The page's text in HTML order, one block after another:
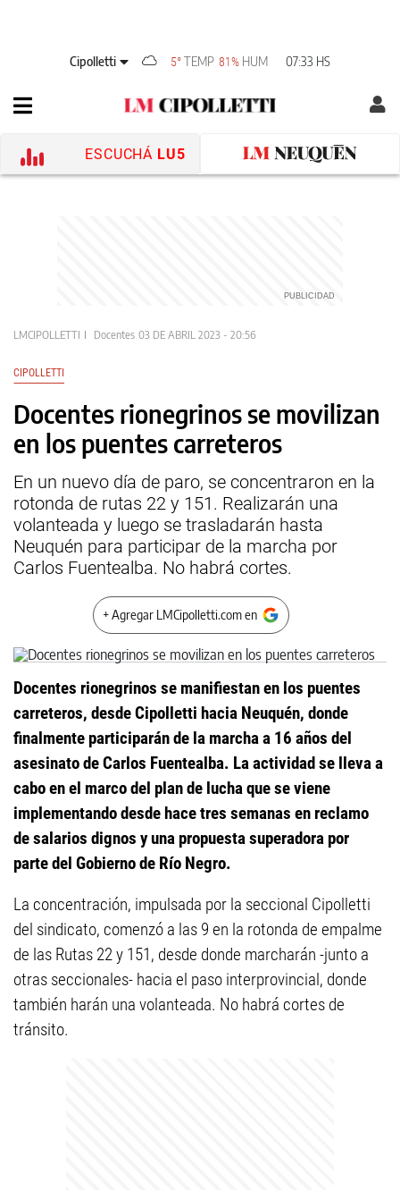
Cipolletti 5° TEMP 81% HUM 07:33 HS
ESCUCHÁ LU5
LMCIPOLLETTI Docentes 03 DE ABRIL 2023 - 20:56
CIPOLLETTI
Docentes rionegrinos se movilizan
en los puentes carreteros
En un nuevo día de paro, se concentraron en la
rotonda de rutas 22 y 151. Realizarán una
volanteada y luego se trasladarán hasta
Neuquén para participar de la marcha por
Carlos Fuentealba. No habrá cortes.
+ Agregar LMCipolletti.com en
Docentes rionegrinos se manifiestan en los puentes
carreteros, desde Cipolletti hacia Neuquén, donde
finalmente participarán de la marcha a 16 años del
asesinato de Carlos Fuentealba. La actividad se lleva a
cabo en el marco del plan de lucha que se viene
implementando desde hace tres semanas en reclamo
de salarios dignos y una propuesta superadora por
parte del Gobierno de Río Negro.
La concentración, impulsada por la seccional Cipolletti
del sindicato, comenzó a las 9 en la rotonda de empalme
de las Rutas 22 y 151, desde donde marcharán -junto a
otras seccionales- hacia el paso interprovincial, donde
también harán una volanteada. No habrá cortes de
tránsito.